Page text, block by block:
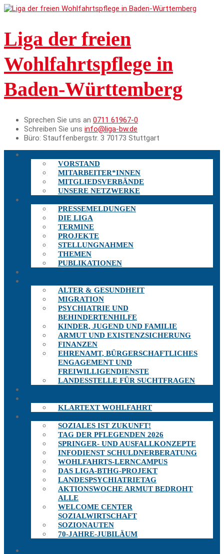
Liga der freien
Wohlfahrtspflege in
Baden-Württemberg
Sprechen Sie uns an 0711 61967-0
Schreiben Sie uns info@liga-bw.de
Büro: Stauffenbergstr. 3 70173 Stuttgart
VORSTAND
MITARBEITER*INNEN
MITGLIEDSVERBÄNDE
UNSERE NETZWERKE
PRESSEMELDUNGEN
DIE LIGA
TERMINE
PROJEKTE
STELLUNGNAHMEN
THEMEN
PUBLIKATIONEN
ALTER & GESUNDHEIT
MIGRATION
PSYCHIATRIE UND
BEHINDERTENHILFE
KINDER, JUGEND UND FAMILIE
ARMUT UND EXISTENZSICHERUNG
FINANZEN
EHRENAMT, BÜRGERSCHAFTLICHES
ENGAGEMENT UND
FREIWILLIGENDIENSTE
LANDESSTELLE FÜR SUCHTFRAGEN
KLARTEXT WOHLFAHRT
SOZIALES IST ZUKUNFT!
TAG DER PFLEGENDEN 2026
SPRINGER- UND AUSFALLKONZEPTE
INFODIENST SCHULDNERBERATUNG
WOHLFAHRTS-LERNCAMPUS
DAS LIGA-BTHG-PROJEKT
LANDESPSYCHIATRIETAG
AKTIONSWOCHE ARMUT BEDROHT
ALLE
WELCOME CENTER
SOZIALWIRTSCHAFT
SOZIONAUTEN
70-JAHRE-JUBILÄUM